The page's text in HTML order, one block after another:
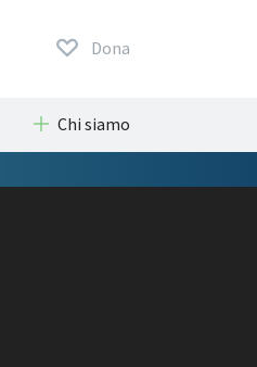
Dona
Chi siamo